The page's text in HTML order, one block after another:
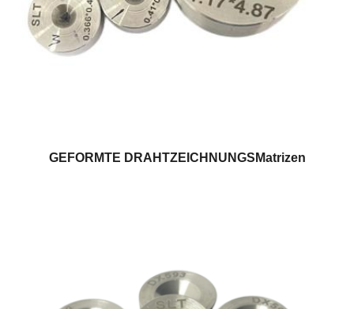
GEFORMTE DRAHTZEICHNUNGSMatrizen